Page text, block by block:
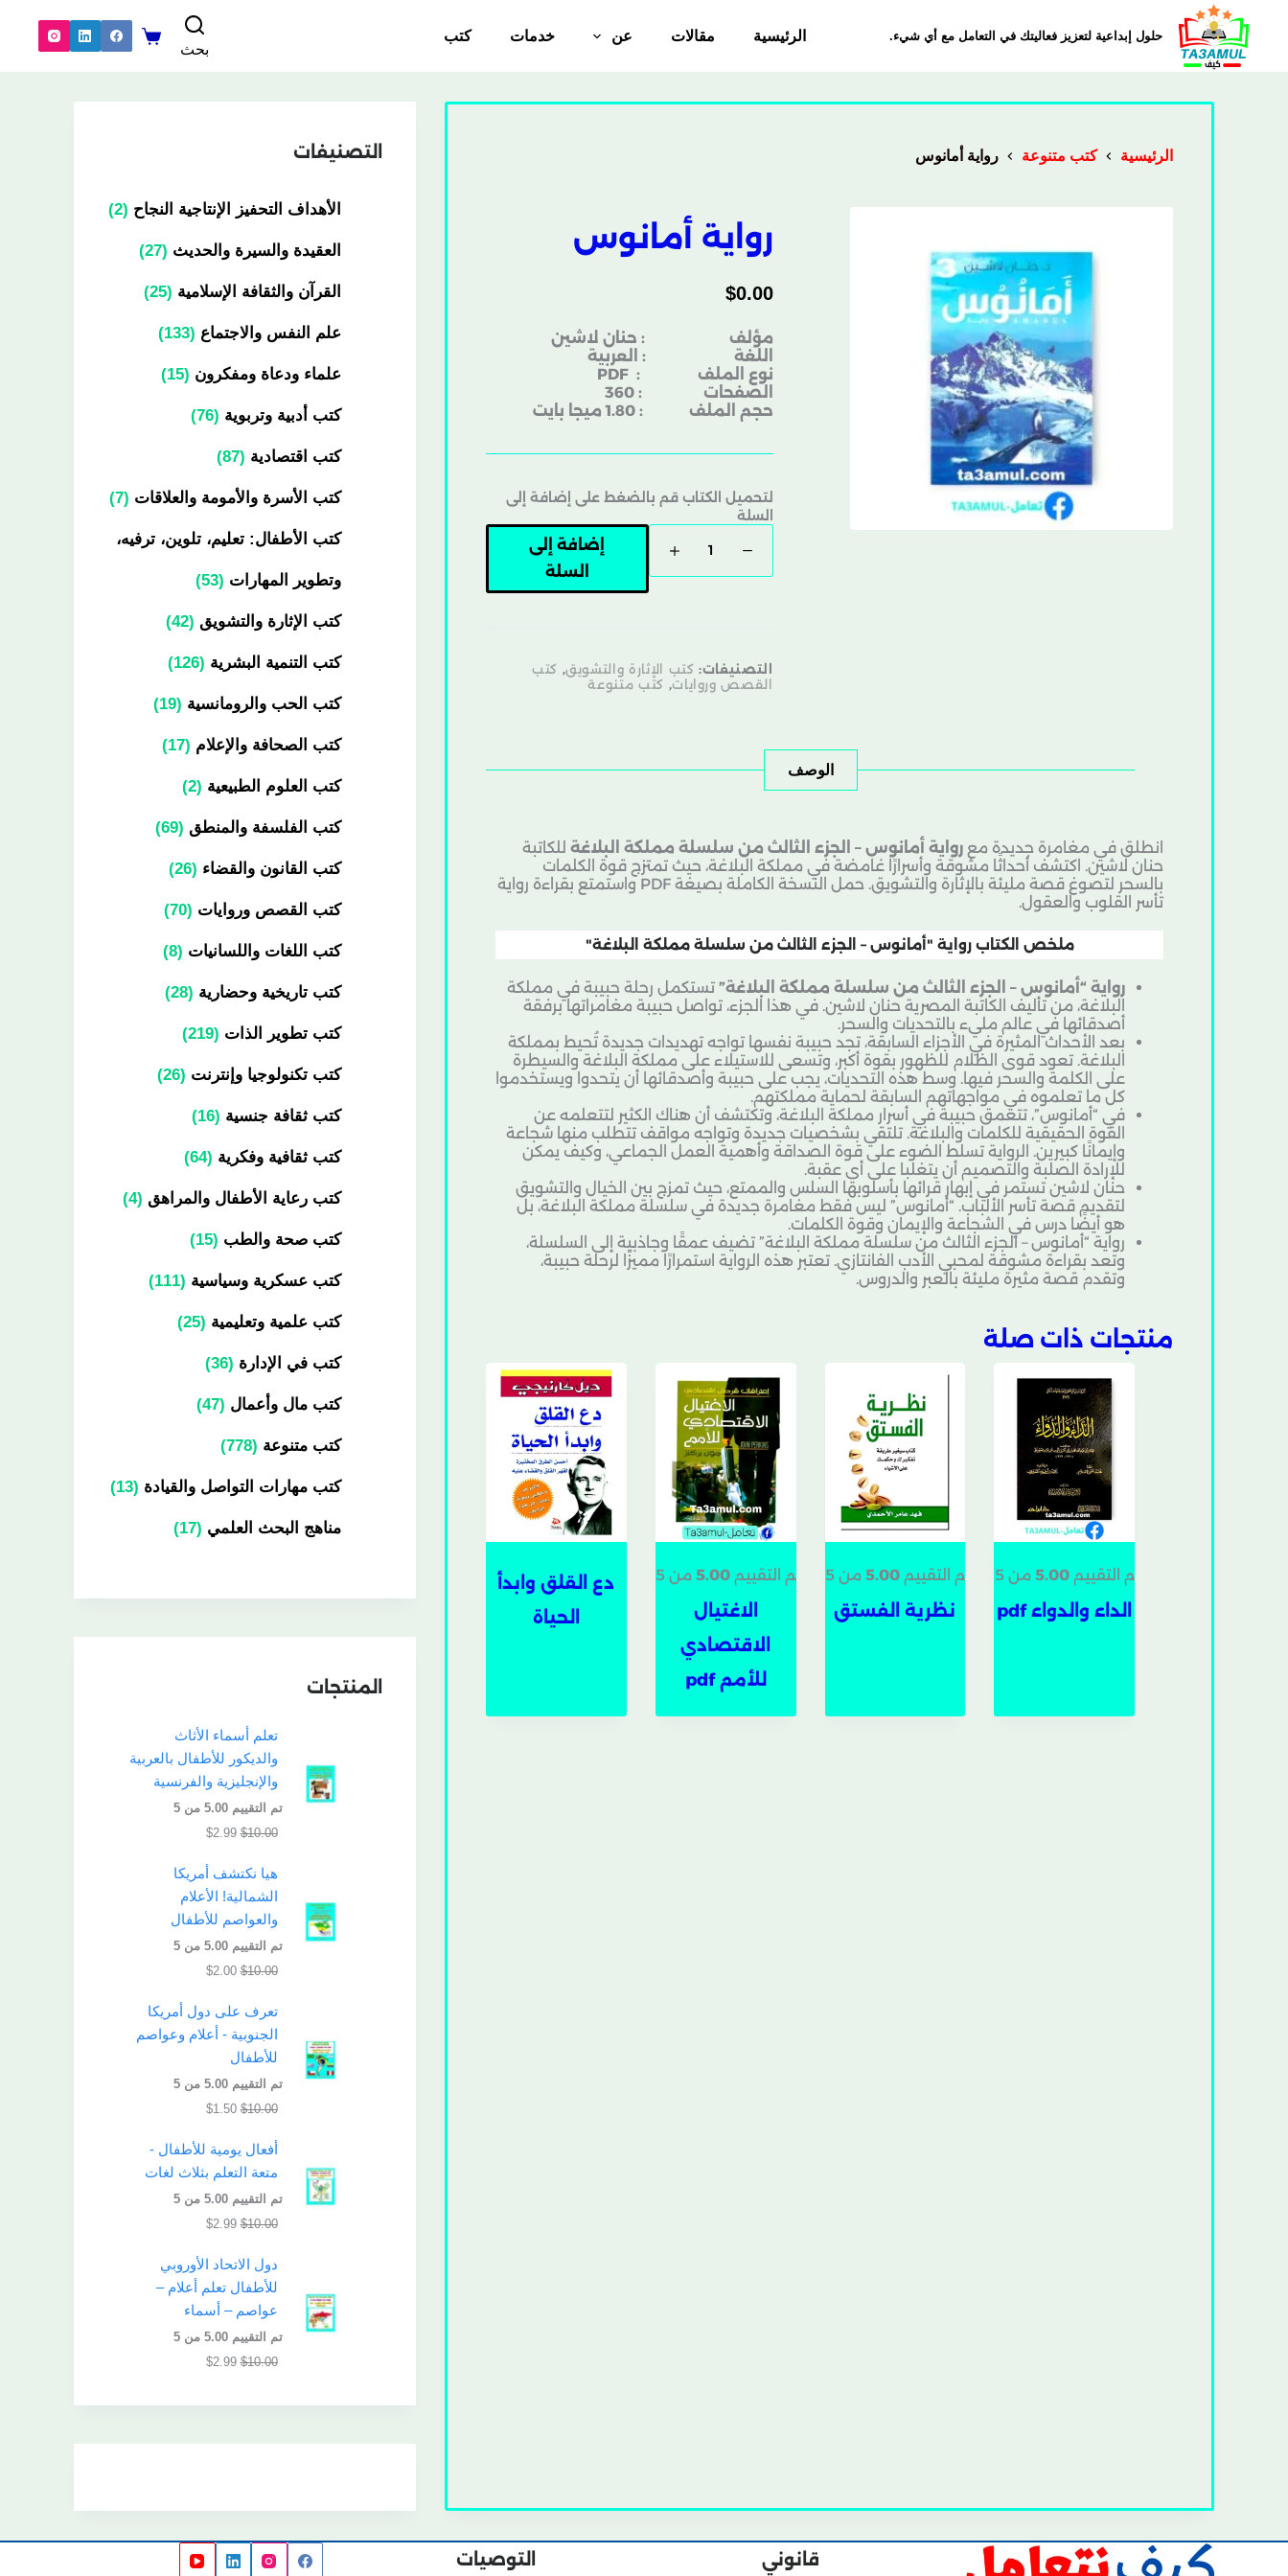
حلول إبداعية لتعزيز فعاليتك في التعامل مع أي شيء. الرئيسية مقالات عن خدمات
كتب
بحث
الرئيسية كتب متنوعة رواية أمانوس
رواية أمانوس
$0.00
مؤلف : حنان لاشين
اللغة : العربية
نوع الملف : PDF
الصفحات : 360
حجم الملف : 1.80 ميجا بايت
لتحميل الكتاب قم بالضغط على إضافة إلى
السلة
إضافة إلى
السلة
التصنيفات: كتب الإثارة والتشويق, كتب
القصص وروايات, كتب متنوعة
الوصف
انطلق في مغامرة جديدة مع رواية أمانوس – الجزء الثالث من سلسلة مملكة البلاغة للكاتبة
حنان لاشين. اكتشف أحداثًا مشوقة وأسرارًا غامضة في مملكة البلاغة، حيث تمتزج قوة الكلمات
بالسحر لتصوغ قصة مليئة بالإثارة والتشويق. حمل النسخة الكاملة بصيغة PDF واستمتع بقراءة رواية
تأسر القلوب والعقول.
ملخص الكتاب رواية "أمانوس – الجزء الثالث من سلسلة مملكة البلاغة"
رواية “أمانوس – الجزء الثالث من سلسلة مملكة البلاغة” تستكمل رحلة حبيبة في مملكة
البلاغة، من تأليف الكاتبة المصرية حنان لاشين. في هذا الجزء، تواصل حبيبة مغامراتها برفقة
أصدقائها في عالم مليء بالتحديات والسحر.
بعد الأحداث المثيرة في الأجزاء السابقة، تجد حبيبة نفسها تواجه تهديدات جديدة تُحيط بمملكة
البلاغة. تعود قوى الظلام للظهور بقوة أكبر، وتسعى للاستيلاء على مملكة البلاغة والسيطرة
على الكلمة والسحر فيها. وسط هذه التحديات، يجب على حبيبة وأصدقائها أن يتحدوا ويستخدموا
كل ما تعلموه في مواجهاتهم السابقة لحماية مملكتهم.
في “أمانوس”، تتعمق حبيبة في أسرار مملكة البلاغة، وتكتشف أن هناك الكثير لتتعلمه عن
القوة الحقيقية للكلمات والبلاغة. تلتقي بشخصيات جديدة وتواجه مواقف تتطلب منها شجاعة
وإيمانًا كبيرين. الرواية تسلط الضوء على قوة الصداقة وأهمية العمل الجماعي، وكيف يمكن
للإرادة الصلبة والتصميم أن يتغلبا على أي عقبة.
حنان لاشين تستمر في إبهار قرائها بأسلوبها السلس والممتع، حيث تمزج بين الخيال والتشويق
لتقديم قصة تأسر الألباب. “أمانوس” ليس فقط مغامرة جديدة في سلسلة مملكة البلاغة، بل
هو أيضًا درس في الشجاعة والإيمان وقوة الكلمات.
رواية “أمانوس – الجزء الثالث من سلسلة مملكة البلاغة” تضيف عمقًا وجاذبية إلى السلسلة،
وتعد بقراءة مشوقة لمحبي الأدب الفانتازي. تعتبر هذه الرواية استمرارًا مميزًا لرحلة حبيبة،
وتقدم قصة مثيرة مليئة بالعبر والدروس.
منتجات ذات صلة
تم التقييم5.00 من 5
الداء والدواء pdf
تم التقييم 5.00من 5
نظرية الفستق
تم التقييم 5.00من 5
الاغتيال
الاقتصادي
للأمم pdf
دع القلق وابدأ
الحياة
التصنيفات
الأهداف التحفيز الإنتاجية النجاح 2
العقيدة والسيرة والحديث 27
القرآن والثقافة الإسلامية 25
علم النفس والاجتماع 133
علماء ودعاة ومفكرون 15
كتب أدبية وتربوية 76
كتب اقتصادية 87
كتب الأسرة والأمومة والعلاقات 7
كتب الأطفال: تعليم، تلوين، ترفيه،
وتطوير المهارات 53
كتب الإثارة والتشويق 42
كتب التنمية البشرية 126
كتب الحب والرومانسية 19
كتب الصحافة والإعلام 17
كتب العلوم الطبيعية 2
كتب الفلسفة والمنطق 69
كتب القانون والقضاء 26
كتب القصص وروايات 70
كتب اللغات واللسانيات 8
كتب تاريخية وحضارية 28
كتب تطوير الذات 219
كتب تكنولوجيا وإنترنت 26
كتب ثقافة جنسية 16
كتب ثقافية وفكرية 64
كتب رعاية الأطفال والمراهق 4
كتب صحة والطب 15
كتب عسكرية وسياسية 111
كتب علمية وتعليمية 25
كتب في الإدارة 36
كتب مال وأعمال 47
كتب متنوعة 778
كتب مهارات التواصل والقيادة 13
مناهج البحث العلمي 17
المنتجات
تعلم أسماء الأثاث
والديكور للأطفال بالعربية
والإنجليزية والفرنسية
تم التقييم5.00 من 5
$10.00
$2.99
هيا نكتشف أمريكا
الشمالية! الأعلام
والعواصم للأطفال
تم التقييم5.00 من 5
$10.00
$2.00
تعرف على دول أمريكا
الجنوبية - أعلام وعواصم
للأطفال
تم التقييم5.00 من 5
$10.00
$1.50
أفعال يومية للأطفال -
متعة التعلم بثلاث لغات
تم التقييم5.00 من 5
$10.00
$2.99
دول الاتحاد الأوروبي
للأطفال تعلم أعلام –
عواصم – أسماء
تم التقييم5.00 من 5
$10.00
$2.99
قانوني التوصيات